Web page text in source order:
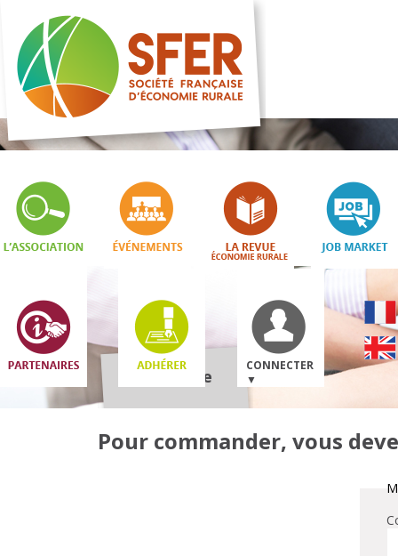
CONNECTER
▼
Boutique
Pour commander, vous